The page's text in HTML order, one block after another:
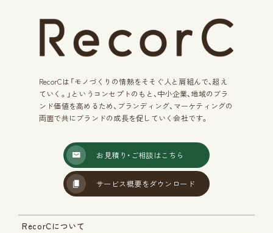
RecorCは「モノづくりの情熱をそそぐ人と肩組んで、超え
ていく。」 というコンセプトのもと、中小企業、地域のブラ
ンド価値を高めるため、 ブランディング、マーケティングの
両面で共にブランドの成長を促していく会社です。
お見積り・ご相談はこちら
サービス概要をダウンロード
RecorCについて